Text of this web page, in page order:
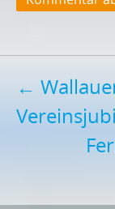
Post
←